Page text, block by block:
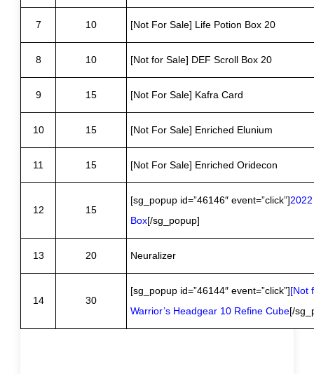
7 10 [Not For Sale] Life Potion Box 20
8 10 [Not for Sale] DEF Scroll Box 20
9 15 [Not For Sale] Kafra Card
10 15 [Not For Sale] Enriched Elunium
11 15 [Not For Sale] Enriched Oridecon
12 15
[sg_popup id=”46146″ event=”click”]
Box[/sg_popup]
13 20 Neuralizer
14 30
[sg_popup id=”46144″ event=”click”][Not
Warrior’s Headgear 10 Refine Cube[/